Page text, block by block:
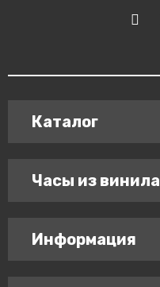
Каталог
Часы из винила
Информация